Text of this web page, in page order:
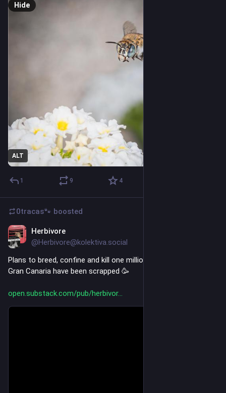
ALT
Hide
1 9 4
0tracas🐾 boosted
Herbivore
@Herbivore@kolektiva.social
Plans to breed, confine and kill one million octopuses a year in
Gran Canaria have been scrapped 🥳
open.substack.com/pub/herbivor